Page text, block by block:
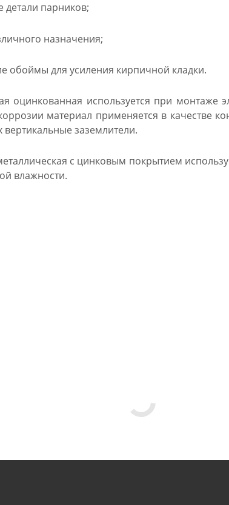
детали парников;
назначения;
обоймы для усиления кирпичной кладки.
оцинкованная используется при
материал применяется в качестве
заземлители.
с цинковым покрытием
влажности.